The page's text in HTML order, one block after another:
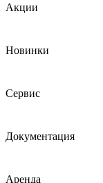
Акции
Новинки
Сервис
Документация
Аренда